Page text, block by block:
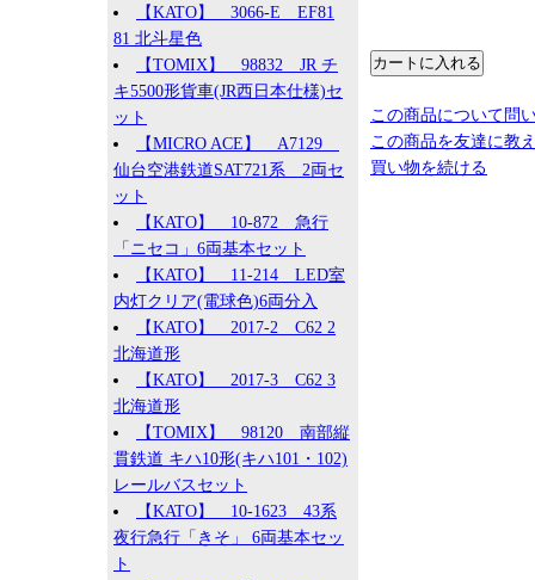
【KATO】 3066-E EF81
81 北斗星色
【TOMIX】 98832 JR チ
キ5500形貨車(JR西日本仕様)セ
ット
【MICRO ACE】 A7129
仙台空港鉄道SAT721系 2両セ
ット
【KATO】 10-872 急行
「ニセコ」6両基本セット
【KATO】 11-214 LED室
内灯クリア(電球色)6両分入
【KATO】 2017-2 C62 2
北海道形
【KATO】 2017-3 C62 3
北海道形
【TOMIX】 98120 南部縦
貫鉄道 キハ10形(キハ101・102)
レールバスセット
【KATO】 10-1623 43系
夜行急行「きそ」 6両基本セッ
ト
この商品について問
この商品を友達に教
買い物を続ける